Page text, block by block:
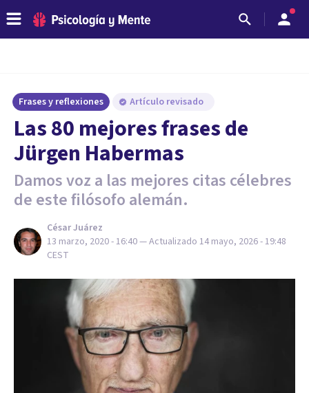
Frases y reflexiones Artículo revisado
Las 80 mejores frases de
Jürgen Habermas
Damos voz a las mejores citas célebres
de este filósofo alemán.
César Juárez
13 marzo, 2020 - 16:40— Actualizado 14 mayo, 2026 - 19:48
CEST